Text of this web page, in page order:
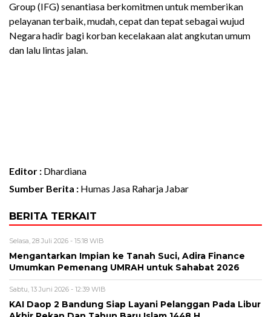
Group (IFG) senantiasa berkomitmen untuk memberikan
pelayanan terbaik, mudah, cepat dan tepat sebagai wujud
Negara hadir bagi korban kecelakaan alat angkutan umum
dan lalu lintas jalan.
Editor : Dhardiana
Sumber Berita : Humas Jasa Raharja Jabar
BERITA TERKAIT
Selasa, 28 Juli 2026 - 15:18 WIB
Mengantarkan Impian ke Tanah Suci, Adira Finance
Umumkan Pemenang UMRAH untuk Sahabat 2026
Sabtu, 13 Juni 2026 - 12:39 WIB
KAI Daop 2 Bandung Siap Layani Pelanggan Pada Libur